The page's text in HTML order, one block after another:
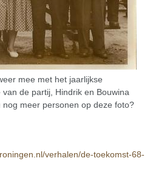
mee met het jaarlijkse
de partij, Hindrik en Bouwina
meer personen op deze foto?
verhalen/de-toekomst-68-